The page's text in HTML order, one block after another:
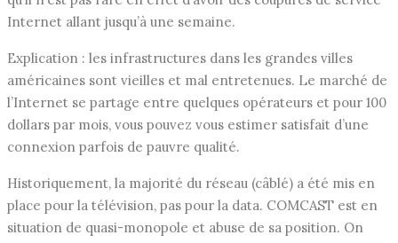
Internet allant jusqu’à une semaine.
Explication : les infrastructures dans les grandes villes
américaines sont vieilles et mal entretenues. Le marché de
l’Internet se partage entre quelques opérateurs et pour 100
dollars par mois, vous pouvez vous estimer satisfait d’une
connexion parfois de pauvre qualité.
Historiquement, la majorité du réseau (câblé) a été mis en
place pour la télévision, pas pour la data. COMCAST est en
situation de quasi-monopole et abuse de sa position. On